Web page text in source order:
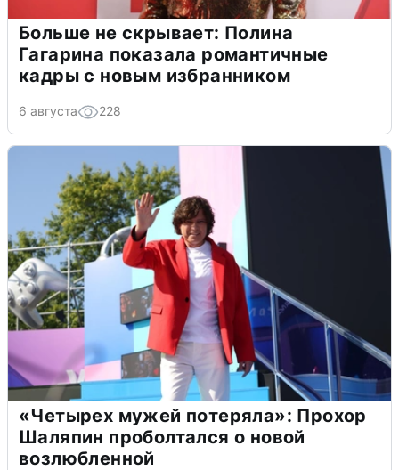
Больше не скрывает: Полина
Гагарина показала романтичные
кадры с новым избранником
6 августа 228
«Четырех мужей потеряла»: Прохор
Шаляпин проболтался о новой
возлюбленной